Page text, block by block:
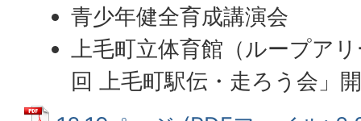
青少年健全育成講演会
上毛町立体育館（ループア
回 上毛町駅伝・走ろう会」